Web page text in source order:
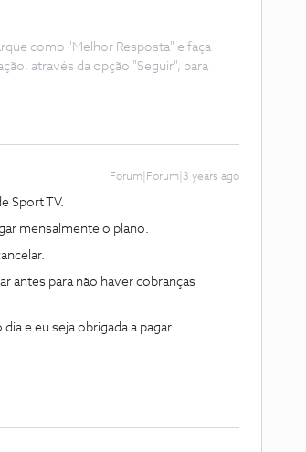
como "Melhor Resposta" e faça
através da opção "Seguir", para
Forum|Forum|3 years ago
Sport TV.
mensalmente o plano.
antes para não haver cobranças
e eu seja obrigada a pagar.